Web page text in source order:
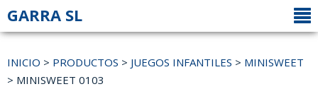
GARRA SL
INICIO > PRODUCTOS > JUEGOS INFANTILES > MINISWEET
> MINISWEET 0103